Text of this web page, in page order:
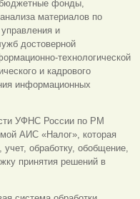
фонды,
материалов по
и
достоверной
технологической
и кадрового
информационных
УФНС России по РМ
АИС «Налог», которая
учет, обработку, обобщение,
принятия решений в